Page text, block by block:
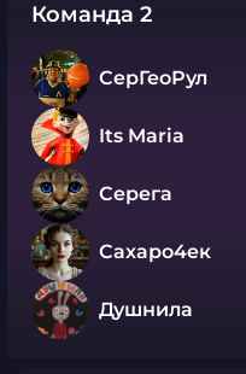
Команда 2
СерГеоРул
Its Maria
Серега
Сахаро4ек
Душнила